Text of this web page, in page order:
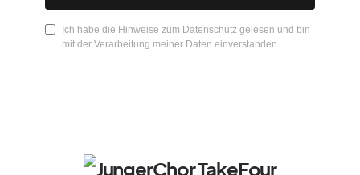
Ich habe die Hinweise zum Datenschutz gelesen und bin
mit der Verarbeitung meiner Daten einverstanden.